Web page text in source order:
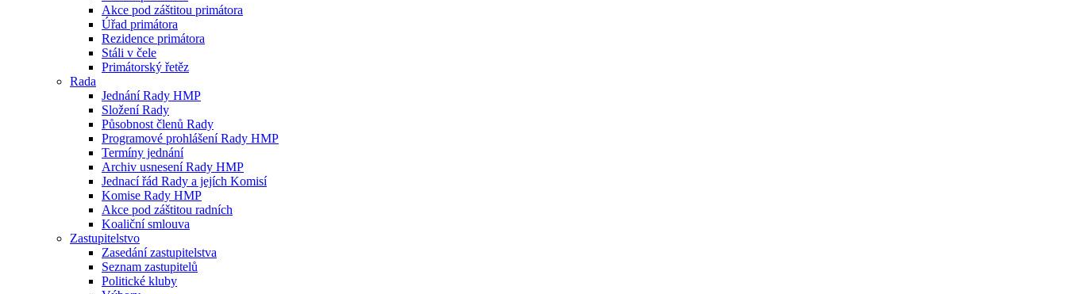
Akce pod záštitou primátora
Úřad primátora
Rezidence primátora
Stáli v čele
Primátorský řetěz
Rada
Jednání Rady HMP
Složení Rady
Působnost členů Rady
Programové prohlášení Rady HMP
Termíny jednání
Archiv usnesení Rady HMP
Jednací řád Rady a jejích Komisí
Komise Rady HMP
Akce pod záštitou radních
Koaliční smlouva
Zastupitelstvo
Zasedání zastupitelstva
Seznam zastupitelů
Politické kluby